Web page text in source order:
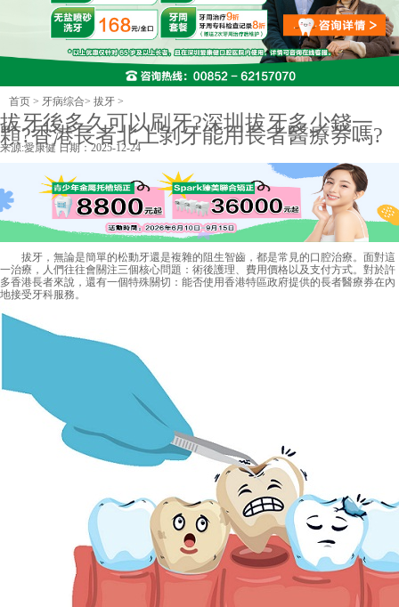
首页 > 牙病综合> 拔牙 >
拔牙後多久可以刷牙?深圳拔牙多少錢一
顆?香港長者北上剝牙能用長者醫療券嗎?
来源:愛康健 日期：2025-12-24
拔牙，無論是簡單的松動牙還是複雜的阻生智齒，都是常見的口腔治療。面對這
一治療，人們往往會關注三個核心問題：術後護理、費用價格以及支付方式。對於許
多香港長者來說，還有一個特殊關切：能否使用香港特區政府提供的長者醫療券在內
地接受牙科服務。